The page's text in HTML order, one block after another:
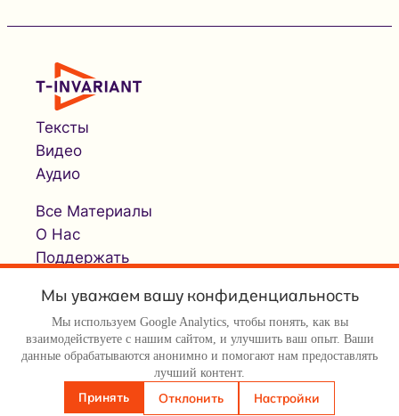
Тексты
Видео
Аудио
Все Материалы
О Нас
Поддержать
© Т-инвариант / T-invariant, 2026
Мы уважаем вашу конфиденциальность
Мы используем Google Analytics, чтобы понять, как вы
взаимодействуете с нашим сайтом, и улучшить ваш опыт. Ваши
данные обрабатываются анонимно и помогают нам предоставлять
лучший контент.
Принять Отклонить Настройки